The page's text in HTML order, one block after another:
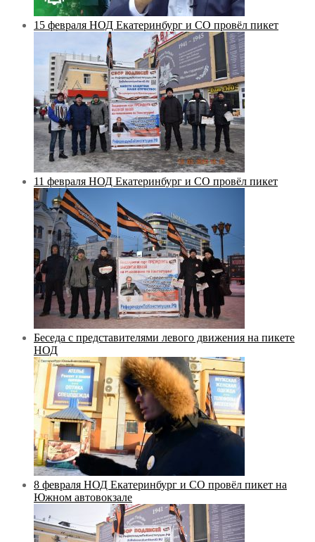
15 февраля НОД Екатеринбург и СО провёл пикет
11 февраля НОД Екатеринбург и СО провёл пикет
Беседа с представителями левого движения на пикете
НОД
8 февраля НОД Екатеринбург и СО провёл пикет на
Южном автовокзале